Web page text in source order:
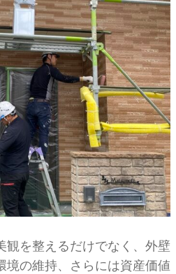
観を整えるだけでなく、外壁
境の維持、さらには資産価値